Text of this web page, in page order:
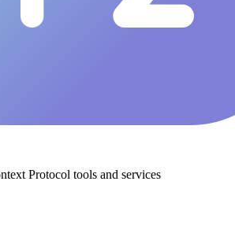
Protocol tools and services